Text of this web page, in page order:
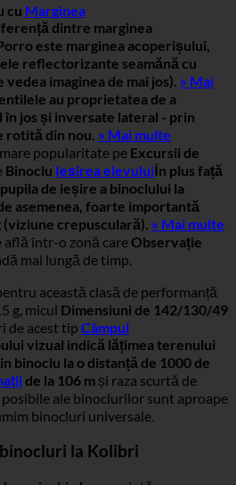
cu Marginea
dintre marginea
este marginea acoperișului,
reflectorizante seamănă cu
vedea imaginea de mai jos). » Mai
au proprietatea de a
în jos și inversate lateral - prin
rotită din nou. » Mai multe
popularitate pe Excursii de
Binoclu Ieșirea elevuluiÎn plus față
de ieșire a binoclului la
asemenea, foarte importantă
crepusculară). » Mai multe
află într-o zonă care Observație
mai lungă de timp.
această clasă de performanță
g, micul Dimensiuni de 142/130/49
de acest tip Câmpul
vizual indică lățimea terenului
binoclu la o distanță de 1000 de
de la 106 m și raza scurtă de
ale binoclurilor sunt aproape
binocluri universale.
la Kolibri